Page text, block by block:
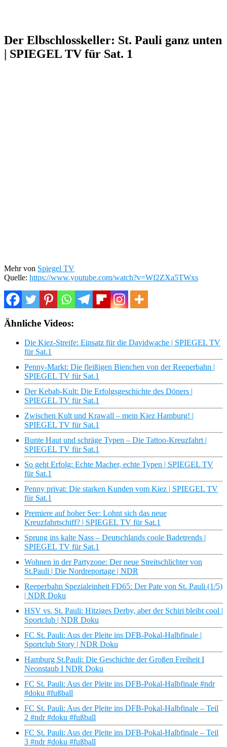
Der Elbschlosskeller: St. Pauli ganz unten
| SPIEGEL TV für Sat. 1
Mehr von Spiegel TV
Quelle: https://www.youtube.com/watch?v=Wf2ZXa5TWxs
Ähnliche Videos:
Die Kiez-Streife: Einsatz für die Davidwache | SPIEGEL TV
für Sat.1
Penny-Markt: Die fleißigen Bienchen von der Reeperbahn |
SPIEGEL TV für Sat.1
Der Kebab-Kult: Die Erfolgsgeschichte des Döners |
SPIEGEL TV für Sat.1
Zwischen Kult und Krawall – mein Kiez Hamburg! |
SPIEGEL TV für Sat.1
Bunte Haut und schräge Typen – Die Tattoo-Kreuzfahrt |
SPIEGEL TV für Sat.1
So geht Erfolg: Echte Macher, echte Typen | SPIEGEL TV
für Sat.1
Penny privat: Die starken Kunden vom Kiez | SPIEGEL TV
für Sat.1
Premiere auf hoher See: Lohnt sich das neue
Kreuzfahrtschiff? | SPIEGEL TV für Sat.1
Sprung ins kalte Nass – Deutschlands coole Badetrends |
SPIEGEL TV für Sat.1
Wohnen in der Partyzone: Der neue Streitschlichter von
St.Pauli | Die Nordreportage | NDR
Reeperbahn Spezialeinheit FD65: Der Pate von St. Pauli (1/5)
| NDR Doku
HSV vs. St. Pauli: Hitziges Derby, aber der Schiri bleibt cool |
Sportclub | NDR Doku
FC St. Pauli: Aus der Pleite ins DFB-Pokal-Halbfinale |
Sportclub Story | NDR Doku
Hamburg St.Pauli: Die Geschichte der Großen Freiheit I
Neonstaub I NDR Doku
FC St. Pauli: Aus der Pleite ins DFB-Pokal-Halbfinale #ndr
#doku #fußball
FC St. Pauli: Aus der Pleite ins DFB-Pokal-Halbfinale – Teil
2 #ndr #doku #fußball
FC St. Pauli: Aus der Pleite ins DFB-Pokal-Halbfinale – Teil
3 #ndr #doku #fußball